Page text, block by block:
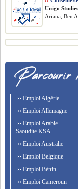
Unigo Studies
Ariana, Ben
›› Emploi Algérie
›› Emploi Allemagne
›› Emploi Arabie
Saoudite KSA
›› Emploi Australie
›› Emploi Belgique
›› Emploi Bénin
›› Emploi Cameroun